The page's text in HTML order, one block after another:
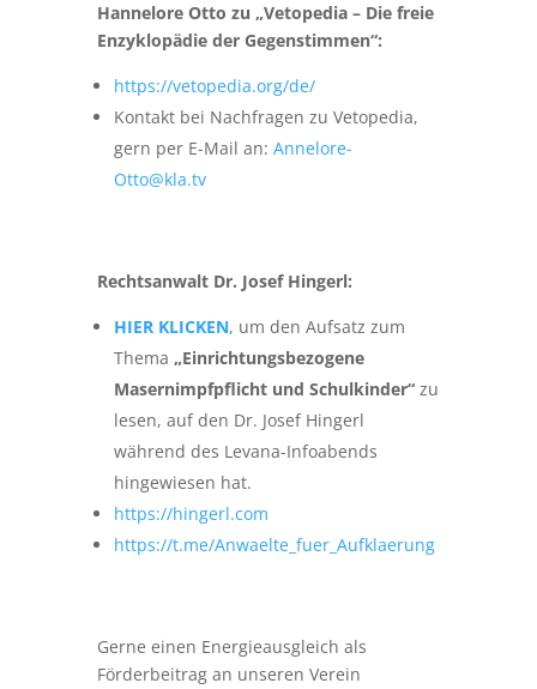
Hannelore Otto zu „Vetopedia – Die freie
Enzyklopädie der Gegenstimmen“:
https://vetopedia.org/de/
Kontakt bei Nachfragen zu Vetopedia,
gern per E-Mail an: Annelore-
Otto@kla.tv
Rechtsanwalt Dr. Josef Hingerl:
HIER KLICKEN, um den Aufsatz zum
Thema „Einrichtungsbezogene
Masernimpfpflicht und Schulkinder“zu
lesen, auf den Dr. Josef Hingerl
während des Levana-Infoabends
hingewiesen hat.
https://hingerl.com
https://t.me/Anwaelte_fuer_Aufklaerung
Gerne einen Energieausgleich als
Förderbeitrag an unseren Verein